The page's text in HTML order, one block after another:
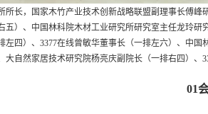
所长，国家木竹产业技术创新战略联盟副理事长傅
五）、中国林科院木材工业研究所研究室主任龙玲
左四）、3377在线曾敏华董事长（一排左六）、中
大自然家居技术研究院杨亮庆副院长（一排右四）、
01